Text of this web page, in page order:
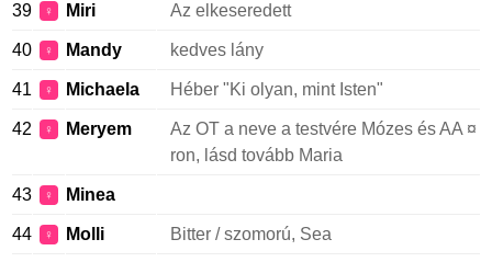
39 ♀ Miri Az elkeseredett
40 ♀ Mandy kedves lány
41 ♀ Michaela Héber "Ki olyan, mint Isten"
42 ♀ Meryem
Az OT a neve a testvére Mózes és AA ¤
ron, lásd tovább Maria
43 ♀ Minea
44 ♀ Molli Bitter / szomorú, Sea